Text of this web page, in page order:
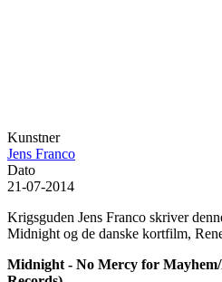
Kunstner
Jens Franco
Dato
21-07-2014
Krigsguden Jens Franco skriver
Midnight og de danske kortfilm,
Midnight - No Mercy for